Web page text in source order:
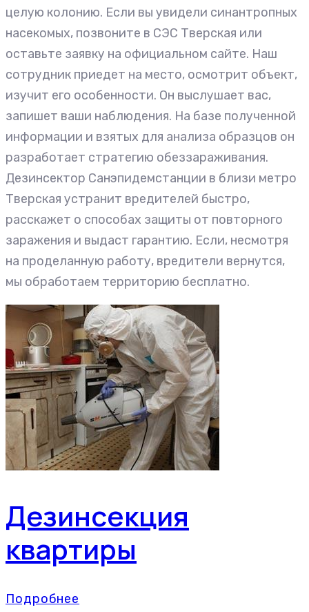
целую колонию. Если вы увидели синантропных
насекомых, позвоните в СЭС Тверская или
оставьте заявку на официальном сайте. Наш
сотрудник приедет на место, осмотрит объект,
изучит его особенности. Он выслушает вас,
запишет ваши наблюдения. На базе полученной
информации и взятых для анализа образцов он
разработает стратегию обеззараживания.
Дезинсектор Санэпидемстанции в близи метро
Тверская устранит вредителей быстро,
расскажет о способах защиты от повторного
заражения и выдаст гарантию. Если, несмотря
на проделанную работу, вредители вернутся,
мы обработаем территорию бесплатно.
Дезинсекция
квартиры
Подробнее